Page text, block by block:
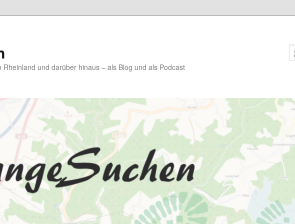
und darüber hinaus – als Blog und als Podcast